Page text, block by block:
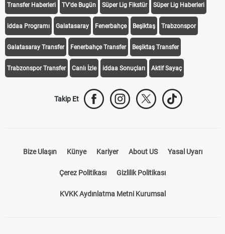
Transfer Haberleri TV'de Bugün Süper Lig Fikstür Süper Lig Haberleri
iddaa Programı Galatasaray Fenerbahçe Beşiktaş Trabzonspor
Galatasaray Transfer Fenerbahçe Transfer Beşiktaş Transfer
Trabzonspor Transfer Canlı İzle iddaa Sonuçları Aktif Sayaç
Takip Et
Bize Ulaşın Künye Kariyer About US Yasal Uyarı
Çerez Politikası Gizlilik Politikası
KVKK Aydınlatma Metni Kurumsal